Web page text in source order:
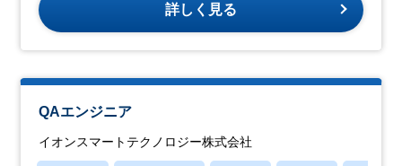
詳しく見る
QAエンジニア
イオンスマートテクノロジー株式会社